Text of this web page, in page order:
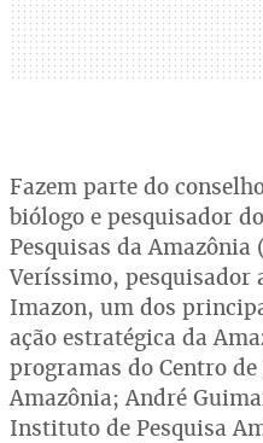
Fazem parte do
biólogo e pesquisador
Pesquisas da
Veríssimo, pesquisador
Imazon, um dos
ação estratégica da
programas do Centro
Amazônia; André
Instituto de Pesquisa